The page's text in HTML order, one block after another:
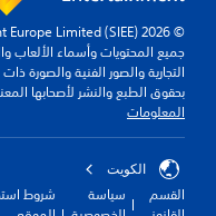
© 2026 Sony Interactive Entertainment Europe Limited (SIEE)
جميع المحتويات وأسماء الألعاب
التجارية والصور الفنية والصورة
بحقوق الطبع والنشر لأصحابها
المعلومات
الكويت‎
القسم
سياسة
شروط